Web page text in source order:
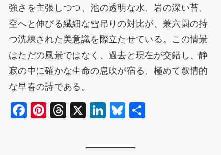
強さを主張しつつ、池の透明な水、岩の深い苔、
空へと伸びる繊細な雪吊りの対比が、兼六園の持
つ洗練された美意識を際立たせている。この情景
はただの風景ではなく、過去と現在が交錯し、静
寂の中に確かな生命の息吹が宿る、極めて叙情的
な早春の詩である。
F
Pi
T
X
Li
Bl